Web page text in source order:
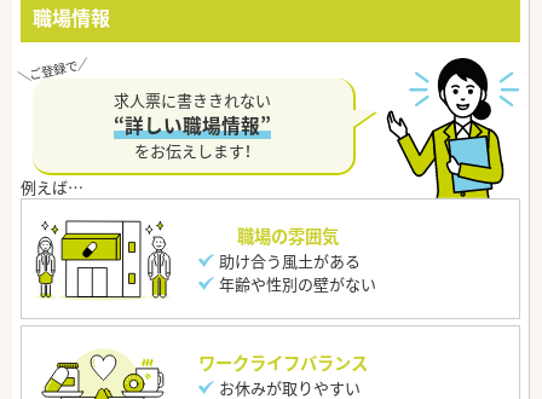
職場情報
求人票に書ききれない
“詳しい職場情報”
をお伝えします！
職場の雰囲気
助け合う風土がある
年齢や性別の壁がない
ワークライフバランス
お休みが取りやすい